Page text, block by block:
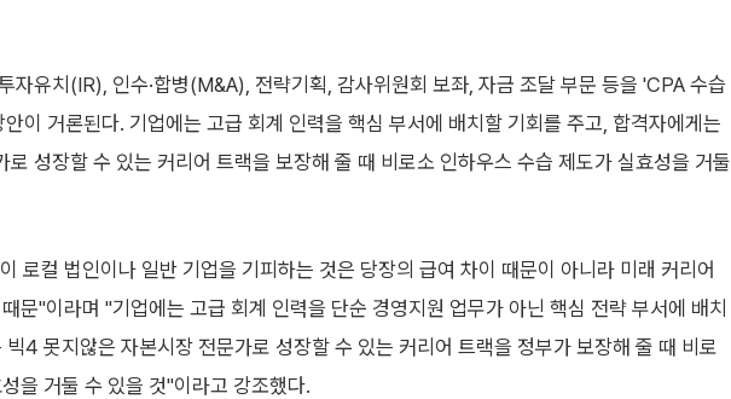
자유치(IR), 인수·합병(M&A), 전략기획, 감사위원회 보좌, 자금 조달 부문 등을 'CPA 수습
이 거론된다. 기업에는 고급 회계 인력을 핵심 부서에 배치할 기회를 주고, 합격자에게는
성장할 수 있는 커리어 트랙을 보장해 줄 때 비로소 인하우스 수습 제도가 실효성을 거둘
로컬 법인이나 일반 기업을 기피하는 것은 당장의 급여 차이 때문이 아니라 미래 커리어
문"이라며 "기업에는 고급 회계 인력을 단순 경영지원 업무가 아닌 핵심 전략 부서에 배치
4 못지않은 자본시장 전문가로 성장할 수 있는 커리어 트랙을 정부가 보장해 줄 때 비로
을 거둘 수 있을 것"이라고 강조했다.